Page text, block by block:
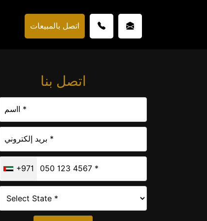
اتصل بالمبيعات
اتصل بنا
+971